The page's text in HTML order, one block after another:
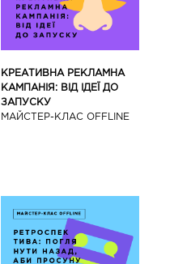
КРЕАТИВНА РЕКЛАМНА
КАМПАНІЯ: ВІД ІДЕЇ ДО
ЗАПУСКУ
МАЙCТЕР-КЛАС OFFLINE